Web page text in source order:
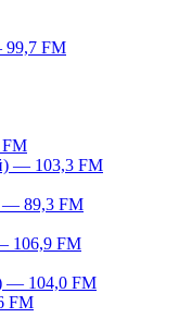
99,7 FM
FM
— 103,3 FM
— 89,3 FM
106,9 FM
— 104,0 FM
FM